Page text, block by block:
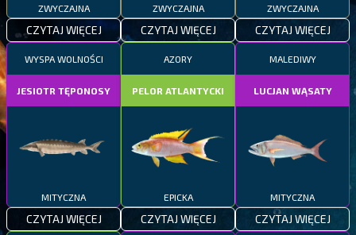
ZWYCZAJNA
CZYTAJ WIĘCEJ
ZWYCZAJNA
CZYTAJ WIĘCEJ
ZWYCZAJNA
CZYTAJ WIĘCEJ
WYSPA WOLNOŚCI
JESIOTR TĘPONOSY
MITYCZNA
CZYTAJ WIĘCEJ
AZORY
PELOR ATLANTYCKI
EPICKA
CZYTAJ WIĘCEJ
MALEDIWY
LUCJAN WĄSATY
MITYCZNA
CZYTAJ WIĘCEJ